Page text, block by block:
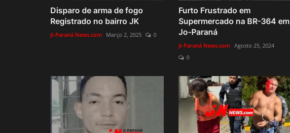
Disparo de arma de fogo
Registrado no bairro JK
Ji-Paraná News.com Março 2, 2025 0
Furto Frustrado em
Supermercado na BR-364 em
Jo-Paraná
Ji-Paraná News.com Agosto 25, 2024
0